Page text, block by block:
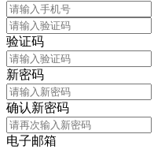
验证码
新密码
确认新密码
电子邮箱